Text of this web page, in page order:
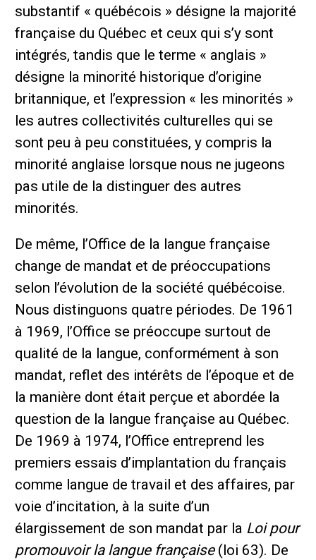
substantif « québécois » désigne la majorité
française du Québec et ceux qui s’y sont
intégrés, tandis que le terme « anglais »
désigne la minorité historique d’origine
britannique, et l’expression « les minorités »
les autres collectivités culturelles qui se
sont peu à peu constituées, y compris la
minorité anglaise lorsque nous ne jugeons
pas utile de la distinguer des autres
minorités.
De même, l’Office de la langue française
change de mandat et de préoccupations
selon l’évolution de la société québécoise.
Nous distinguons quatre périodes. De 1961
à 1969, l’Office se préoccupe surtout de
qualité de la langue, conformément à son
mandat, reflet des intérêts de l’époque et de
la manière dont était perçue et abordée la
question de la langue française au Québec.
De 1969 à 1974, l’Office entreprend les
premiers essais d’implantation du français
comme langue de travail et des affaires, par
voie d’incitation, à la suite d’un
élargissement de son mandat par la Loi pour
promouvoir la langue française(loi 63). De